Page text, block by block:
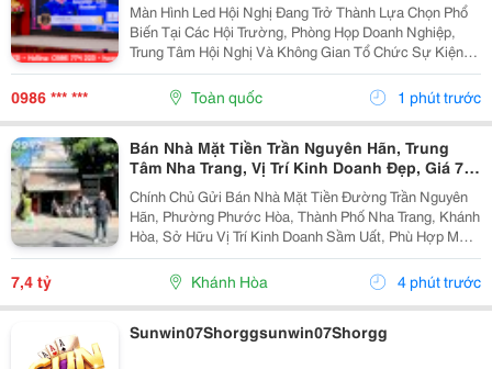
Màn Hình Led Hội Nghị Đang Trở Thành Lựa Chọn Phổ
Biến Tại Các Hội Trường, Phòng Họp Doanh Nghiệp,
Trung Tâm Hội Nghị Và Không Gian Tổ Chức Sự Kiện
Nhờ Khả Năng Hiển Thị Hình Ảnh Lớn, Rõ Nét Và Ổn
Định. Tuy Nhiên, Để Lựa Chọn Được Hệ Thống...
0986 *** *** Toàn quốc 1 phút trước
Bán Nhà Mặt Tiền Trần Nguyên Hãn, Trung
Tâm Nha Trang, Vị Trí Kinh Doanh Đẹp, Giá 7,4
Tỷ
Chính Chủ Gửi Bán Nhà Mặt Tiền Đường Trần Nguyên
Hãn, Phường Phước Hòa, Thành Phố Nha Trang, Khánh
Hòa, Sở Hữu Vị Trí Kinh Doanh Sầm Uất, Phù Hợp Mở
Cửa Hàng, Văn Phòng, Showroom Hoặc Đầu Tư Cho
Thuê Lâu Dài. Thông Tin Chi Tiết. - Địa Chỉ: Số...
7,4 tỷ Khánh Hòa 4 phút trước
Sunwin07Shorggsunwin07Shorgg